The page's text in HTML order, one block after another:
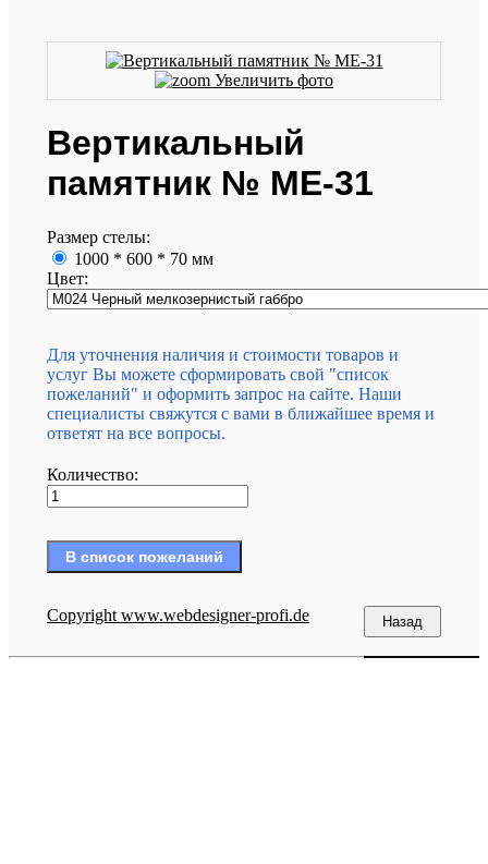
Увеличить фото
Вертикальный
памятник № ME-31
Размер стелы:
1000 * 600 * 70 мм
Цвет:
Для уточнения наличия и стоимости товаров и
услуг Вы можете сформировать свой "список
пожеланий" и оформить запрос на сайте. Наши
специалисты свяжутся с вами в ближайшее время и
ответят на все вопросы.
Количество:
Copyright www.webdesigner-profi.de